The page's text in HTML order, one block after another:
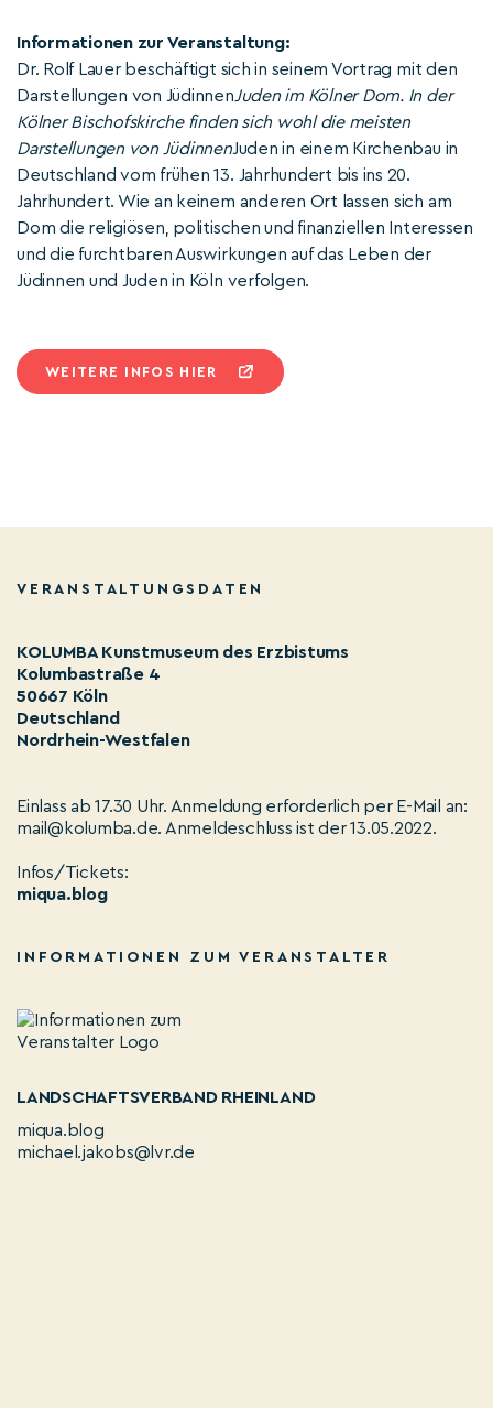
Informationen zur Veranstaltung:
Dr. Rolf Lauer beschäftigt sich in seinem Vortrag mit den
Darstellungen von Jüdinnen Juden im Kölner Dom. In der
Kölner Bischofskirche finden sich wohl die meisten
Darstellungen von JüdinnenJuden in einem Kirchenbau in
Deutschland vom frühen 13. Jahrhundert bis ins 20.
Jahrhundert. Wie an keinem anderen Ort lassen sich am
Dom die religiösen, politischen und finanziellen Interessen
und die furchtbaren Auswirkungen auf das Leben der
Jüdinnen und Juden in Köln verfolgen.
WEITERE INFOS HIER
VERANSTALTUNGSDATEN
KOLUMBA Kunstmuseum des Erzbistums
Kolumbastraße 4
50667 Köln
Deutschland
Nordrhein-Westfalen
Einlass ab 17.30 Uhr. Anmeldung erforderlich per E-Mail an:
mail@kolumba.de. Anmeldeschluss ist der 13.05.2022.
Infos/Tickets:
miqua.blog
INFORMATIONEN ZUM VERANSTALTER
LANDSCHAFTSVERBAND RHEINLAND
miqua.blog
michael.jakobs@lvr.de